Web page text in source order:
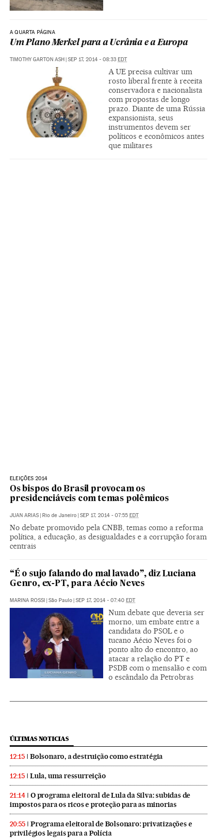
A QUARTA PÁGINA
Um Plano Merkel para a Ucrânia e a Europa
TIMOTHY GARTON ASH | SEP 17, 2014 - 08:33 EDT
A UE precisa cultivar um
rosto liberal frente à receita
conservadora e nacionalista
com propostas de longo
prazo. Diante de uma Rússia
expansionista, seus
instrumentos devem ser
políticos e econômicos antes
que militares
ELEIÇÕES 2014
Os bispos do Brasil provocam os
presidenciáveis com temas polêmicos
JUAN ARIAS | Rio de Janeiro | SEP 17, 2014 - 07:55 EDT
No debate promovido pela CNBB, temas como a reforma
política, a educação, as desigualdades e a corrupção foram
centrais
“É o sujo falando do mal lavado”, diz Luciana
Genro, ex-PT, para Aécio Neves
MARINA ROSSI | São Paulo | SEP 17, 2014 - 07:40 EDT
Num debate que deveria ser
morno, um embate entre a
candidata do PSOL e o
tucano Aécio Neves foi o
ponto alto do encontro, ao
atacar a relação do PT e
PSDB com o mensalão e com
o escândalo da Petrobras
ÚLTIMAS NOTICIAS
12:15 Bolsonaro, a destruição como estratégia
12:15 Lula, uma ressurreição
21:14
O programa eleitoral de Lula da Silva: subidas de
impostos para os ricos e proteção para as minorias
20:55
Programa eleitoral de Bolsonaro: privatizações e
privilégios legais para a Polícia